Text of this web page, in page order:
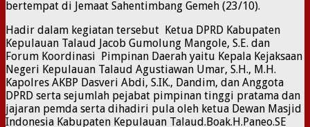
bertempat di Jemaat Sahentimbang Gemeh (23/10).
Hadir dalam kegiatan tersebut Ketua DPRD Kabupaten
Kepulauan Talaud Jacob Gumolung Mangole, S.E. dan
Forum Koordinasi Pimpinan Daerah yaitu Kepala Kejaksaan
Negeri Kepulauan Talaud Agustiawan Umar, S.H., M.H.
Kapolres AKBP Dasveri Abdi, S.IK., Dandim, dan Anggota
DPRD serta sejumlah pejabat pimpinan tinggi pratama dan
jajaran pemda serta dihadiri pula oleh ketua Dewan Masjid
Indonesia Kabupaten Kepulauan Talaud.Boak.H.Paneo.SE